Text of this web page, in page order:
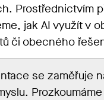
Prostřednictvím
jak AI využít v
či obecného
se zaměřuje